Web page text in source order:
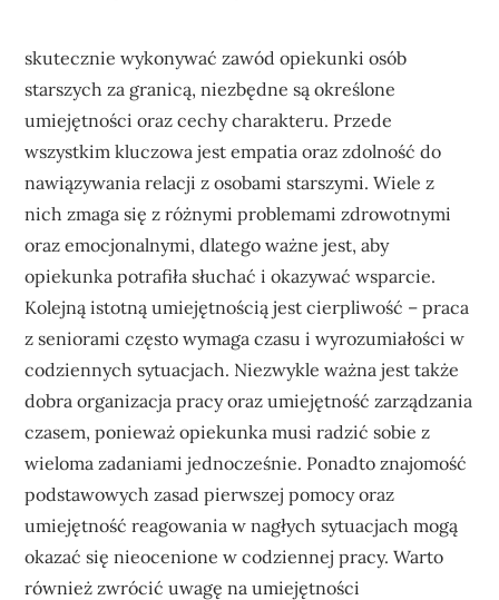
skutecznie wykonywać zawód opiekunki osób
starszych za granicą, niezbędne są określone
umiejętności oraz cechy charakteru. Przede
wszystkim kluczowa jest empatia oraz zdolność do
nawiązywania relacji z osobami starszymi. Wiele z
nich zmaga się z różnymi problemami zdrowotnymi
oraz emocjonalnymi, dlatego ważne jest, aby
opiekunka potrafiła słuchać i okazywać wsparcie.
Kolejną istotną umiejętnością jest cierpliwość – praca
z seniorami często wymaga czasu i wyrozumiałości w
codziennych sytuacjach. Niezwykle ważna jest także
dobra organizacja pracy oraz umiejętność zarządzania
czasem, ponieważ opiekunka musi radzić sobie z
wieloma zadaniami jednocześnie. Ponadto znajomość
podstawowych zasad pierwszej pomocy oraz
umiejętność reagowania w nagłych sytuacjach mogą
okazać się nieocenione w codziennej pracy. Warto
również zwrócić uwagę na umiejętności